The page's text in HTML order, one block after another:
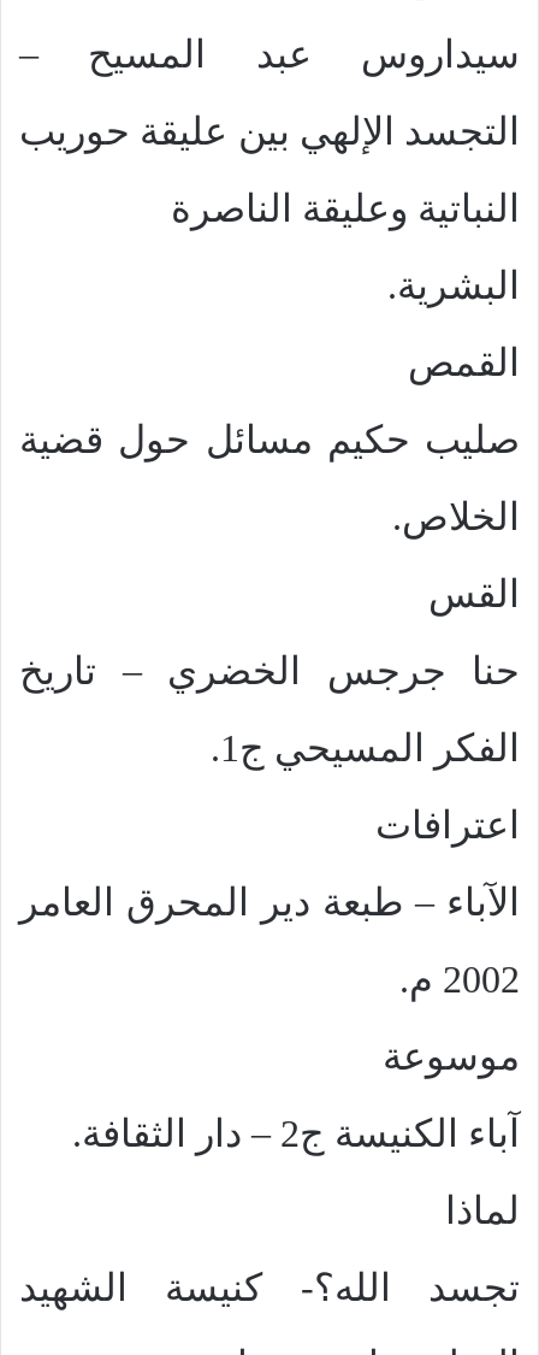
سيداروس عبد المسيح –
التجسد الإلهي بين عليقة حوريب
النباتية وعليقة الناصرة
البشرية.
القمص
صليب حكيم مسائل حول قضية
الخلاص.
القس
حنا جرجس الخضري – تاريخ
الفكر المسيحي ج1.
اعترافات
الآباء – طبعة دير المحرق العامر
2002 م.
موسوعة
آباء الكنيسة ج2 – دار الثقافة.
لماذا
تجسد الله؟- كنيسة الشهيد